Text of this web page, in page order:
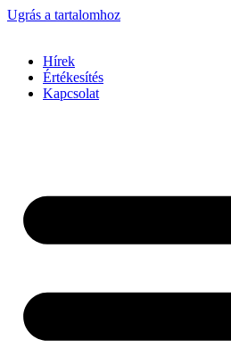
Ugrás a tartalomhoz
Hírek
Értékesítés
Kapcsolat